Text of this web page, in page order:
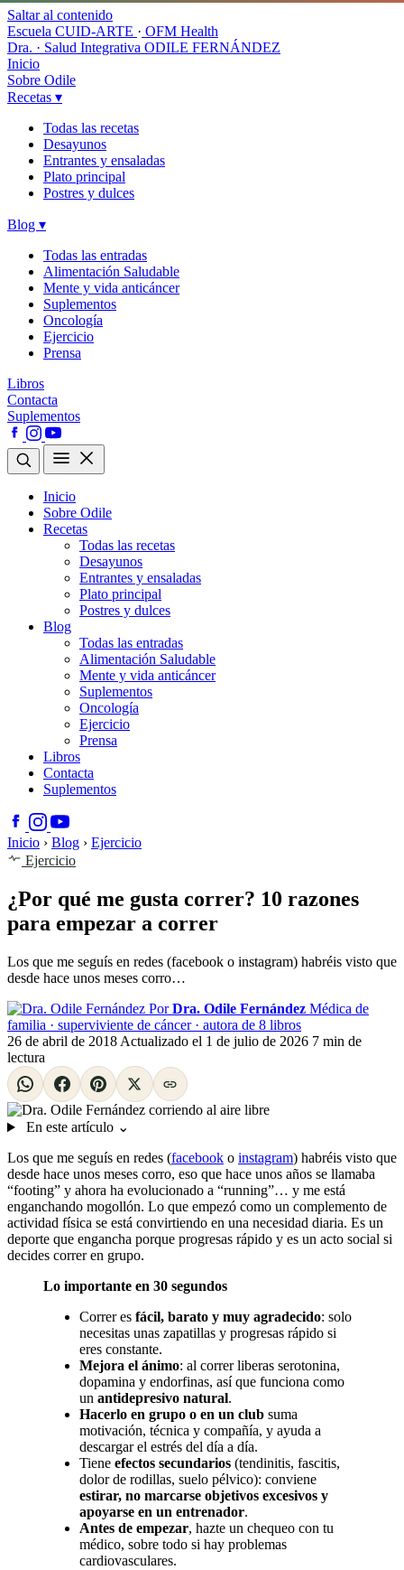
Saltar al contenido
Escuela CUID-ARTE · OFM Health
Dra. · Salud Integrativa ODILE FERNÁNDEZ
Inicio
Sobre Odile
Recetas ▾
Todas las recetas
Desayunos
Entrantes y ensaladas
Plato principal
Postres y dulces
Blog ▾
Todas las entradas
Alimentación Saludable
Mente y vida anticáncer
Suplementos
Oncología
Ejercicio
Prensa
Libros
Contacta
Suplementos
Inicio
Sobre Odile
Recetas
Todas las recetas
Desayunos
Entrantes y ensaladas
Plato principal
Postres y dulces
Blog
Todas las entradas
Alimentación Saludable
Mente y vida anticáncer
Suplementos
Oncología
Ejercicio
Prensa
Libros
Contacta
Suplementos
Inicio › Blog › Ejercicio
Ejercicio
¿Por qué me gusta correr? 10 razones
para empezar a correr
Los que me seguís en redes (facebook o instagram) habréis visto que
desde hace unos meses corro…
Por Dra. Odile Fernández Médica de
familia · superviviente de cáncer · autora de 8 libros
26 de abril de 2018 Actualizado el 1 de julio de 2026 7 min de
lectura
En este artículo ⌄
Los que me seguís en redes (facebook o instagram) habréis visto que
desde hace unos meses corro, eso que hace unos años se llamaba
“footing” y ahora ha evolucionado a “running”… y me está
enganchando mogollón. Lo que empezó como un complemento de
actividad física se está convirtiendo en una necesidad diaria. Es un
deporte que engancha porque progresas rápido y es un acto social si
decides correr en grupo.
Lo importante en 30 segundos
Correr es fácil, barato y muy agradecido: solo
necesitas unas zapatillas y progresas rápido si
eres constante.
Mejora el ánimo: al correr liberas serotonina,
dopamina y endorfinas, así que funciona como
un antidepresivo natural.
Hacerlo en grupo o en un club suma
motivación, técnica y compañía, y ayuda a
descargar el estrés del día a día.
Tiene efectos secundarios (tendinitis, fascitis,
dolor de rodillas, suelo pélvico): conviene
estirar, no marcarse objetivos excesivos y
apoyarse en un entrenador.
Antes de empezar, hazte un chequeo con tu
médico, sobre todo si hay problemas
cardiovasculares.